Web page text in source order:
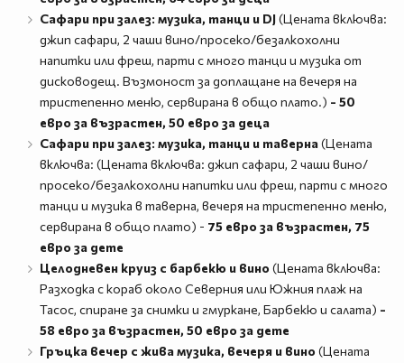
Сафари при залез: музика, танци и DJ(Цената включва:
джип сафари, 2 чаши вино/просеко/безалкохолни
напитки или фреш, парти с много танци и музика от
дисководещ. Възмоност за доплащане на вечеря на
тристепенно меню, сервирана в общо плато.) - 50
евро за възрастен, 50 евро за деца
Сафари при залез: музика, танци и таверна(Цената
включва: (Цената включва: джип сафари, 2 чаши вино/
просеко/безалкохолни напитки или фреш, парти с много
танци и музика в таверна, вечеря на тристепенно меню,
сервирана в общо плато) - 75 евро за възрастен, 75
евро за дете
Целодневен круиз с барбекю и вино (Цената включва:
Разходка с кораб около Северния или Южния плаж на
Тасос, спиране за снимки и гмуркане, Барбекю и салата) -
58 евро за възрастен, 50 евро за дете
Гръцка вечер с жива музика, вечеря и вино (Цената